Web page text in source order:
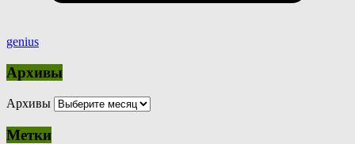
genius
Архивы
Архивы
Метки